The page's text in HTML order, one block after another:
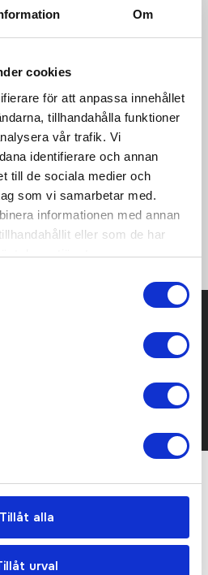
Om
cookies
för att anpassa innehållet
tillhandahålla funktioner
vår trafik. Vi
identifierare och annan
till de sociala medier och
som vi samarbetar med.
informationen med annan
eller som de har
deras tjänster.
Tillåt alla
urval
Pristabell Recensioner
spun and combed, 20% Polyester
Cotton, 30% Polyester
face for better print ·Soft
fabric (3 threads) ·Brushed and
with Single Jersey lining in
to flat drawcords ·Button hole
folded & stitched end tips
hem and cuffs ·Bartacks on top and
resistance ·Set-in sleeves
yoke for inside neck branding
off-centered in the neck for
förslag på produkt och pris över